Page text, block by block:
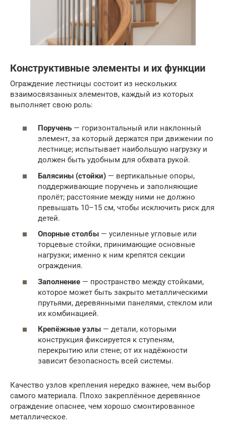
Конструктивные элементы и их функции
Ограждение лестницы состоит из нескольких
взаимосвязанных элементов, каждый из которых
выполняет свою роль:
Поручень — горизонтальный или наклонный
элемент, за который держатся при движении по
лестнице; испытывает наибольшую нагрузку и
должен быть удобным для обхвата рукой.
Балясины (стойки) — вертикальные опоры,
поддерживающие поручень и заполняющие
пролёт; расстояние между ними не должно
превышать 10–15 см, чтобы исключить риск для
детей.
Опорные столбы — усиленные угловые или
торцевые стойки, принимающие основные
нагрузки; именно к ним крепятся секции
ограждения.
Заполнение — пространство между стойками,
которое может быть закрыто металлическими
прутьями, деревянными панелями, стеклом или
их комбинацией.
Крепёжные узлы — детали, которыми
конструкция фиксируется к ступеням,
перекрытию или стене; от их надёжности
зависит безопасность всей системы.
Качество узлов крепления нередко важнее, чем выбор
самого материала. Плохо закреплённое деревянное
ограждение опаснее, чем хорошо смонтированное
металлическое.